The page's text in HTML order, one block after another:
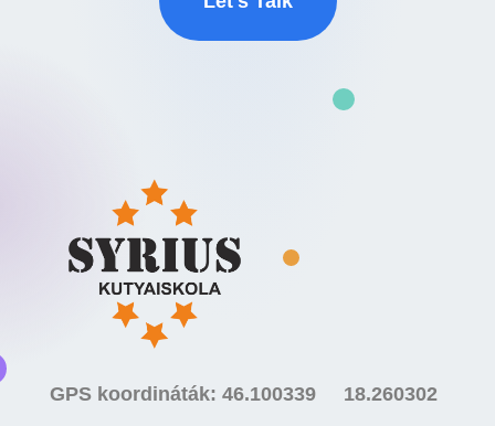
GPS koordináták: 46.100339 18.260302